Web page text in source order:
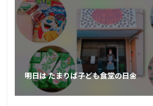
明日は たまりば子ども食堂の日🌼